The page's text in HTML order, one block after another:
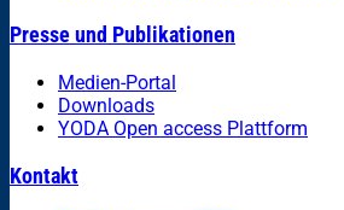
Presse und Publikationen
Medien-Portal
Downloads
YODA Open access Plattform
Kontakt